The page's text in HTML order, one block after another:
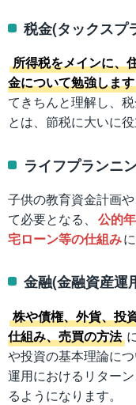
税金(タックスプ
所得税をメインに、
金について勉強します
てきちんと理解し、
とは、節税に大いに役
ライフプランニ
子供の教育資金計画
て必要となる、 公的
宅ローン等の仕組み
金融(金融資産運
株や債権、外貨、投
仕組み、売買の方法
や投資の基本理論に
運用におけるリター
るようになります。